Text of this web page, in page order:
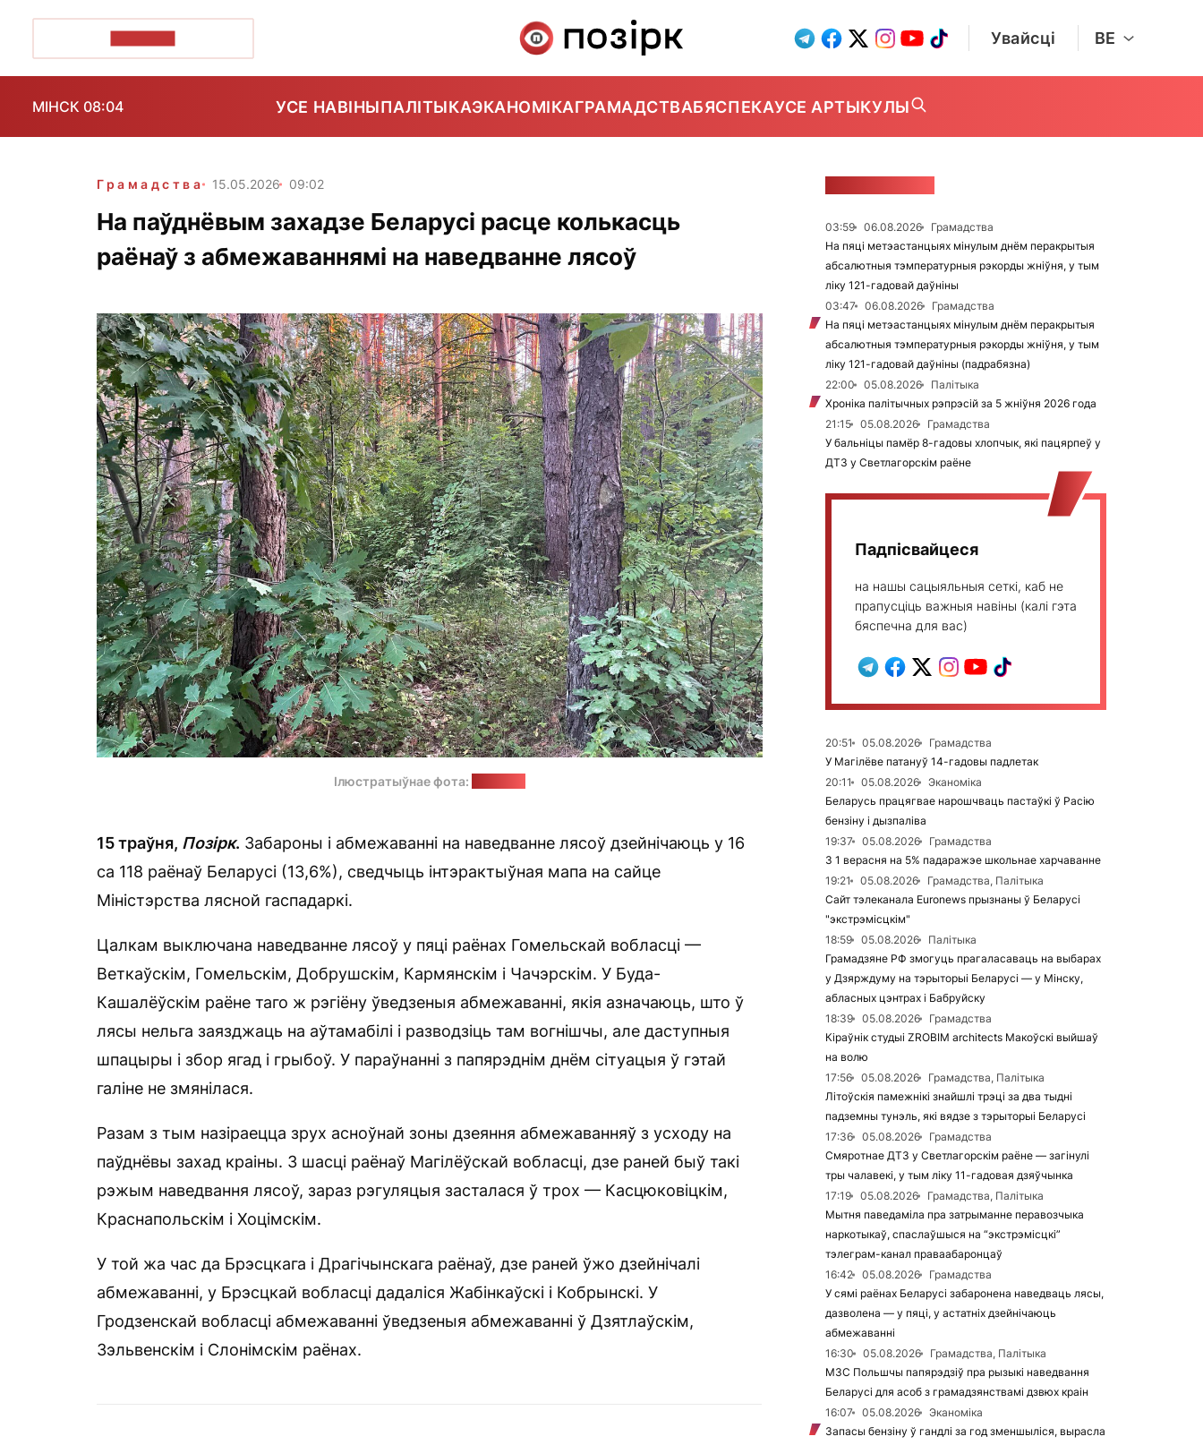
Увайсці BE
МІНСК 08:04 УСЕ НАВІНЫПАЛІТЫКАЭКАНОМІКАГРАМАДСТВАБЯСПЕКАУСЕ АРТЫКУЛЫ
Грамадства 15.05.2026 09:02
На паўднёвым захадзе Беларусі расце колькасць
раёнаў з абмежаваннямі на наведванне лясоў
Ілюстратыўнае фота:
15 траўня, Позірк. Забароны і абмежаванні на наведванне лясоў дзейнічаюць у 16 ​​
са 118 раёнаў Беларусі (13,6%), сведчыць інтэрактыўная мапа на сайце
Міністэрства лясной гаспадаркі.
Цалкам выключана наведванне лясоў у пяці раёнах Гомельскай вобласці —
Веткаўскім, Гомельскім, Добрушскім, Кармянскім і Чачэрскім. У Буда-
Кашалёўскім раёне таго ж рэгіёну ўведзеныя абмежаванні, якія азначаюць, што ў
лясы нельга заязджаць на аўтамабілі і разводзіць там вогнішчы, але даступныя
шпацыры і збор ягад і грыбоў. У параўнанні з папярэднім днём сітуацыя ў гэтай
галіне не змянілася.
Разам з тым назіраецца зрух асноўнай зоны дзеяння абмежаванняў з усходу на
паўднёвы захад краіны. З шасці раёнаў Магілёўскай вобласці, дзе раней быў такі
рэжым наведвання лясоў, зараз рэгуляцыя засталася ў трох — Касцюковіцкім,
Краснапольскім і Хоцімскім.
У той жа час да Брэсцкага і Драгічынскага раёнаў, дзе раней ўжо дзейнічалі
абмежаванні, у Брэсцкай вобласці дадаліся Жабінкаўскі і Кобрынскі. У
Гродзенскай вобласці абмежаванні ўведзеныя абмежаванні ў Дзятлаўскім,
Зэльвенскім і Слонімскім раёнах.
03:59 06.08.2026
Грамадства
На пяці метэастанцыях мінулым днём перакрытыя
абсалютныя тэмпературныя рэкорды жніўня, у тым
ліку 121-гадовай даўніны
03:47
06.08.2026
Грамадства
На пяці метэастанцыях мінулым днём перакрытыя
абсалютныя тэмпературныя рэкорды жніўня, у тым
ліку 121-гадовай даўніны (падрабязна)
22:00
05.08.2026
Палітыка
Хроніка палітычных рэпрэсій за 5 жніўня 2026 года
21:15
05.08.2026
Грамадства
У бальніцы памёр 8-гадовы хлопчык, які пацярпеў у
ДТЗ у Светлагорскім раёне
Падпісвайцеся
на нашы сацыяльныя сеткі, каб не
прапусціць важныя навіны (калі гэта
бяспечна для вас)
20:51 05.08.2026
Грамадства
У Магілёве патануў 14-гадовы падлетак
20:11
05.08.2026
Эканоміка
Беларусь працягвае нарошчваць пастаўкі ў Расію
бензіну і дызпаліва
19:37
05.08.2026
Грамадства
З 1 верасня на 5% падаражэе школьнае харчаванне
19:21
05.08.2026
Грамадства, Палітыка
Сайт тэлеканала Euronews прызнаны ў Беларусі
"экстрэмісцкім"
18:59
05.08.2026
Палітыка
Грамадзяне РФ змогуць прагаласаваць на выбарах
у Дзярждуму на тэрыторыі Беларусі — у Мінску,
абласных цэнтрах і Бабруйску
18:39
05.08.2026
Грамадства
Кіраўнік студыі ZROBIM architects Макоўскі выйшаў
на волю
17:56
05.08.2026
Грамадства, Палітыка
Літоўскія памежнікі знайшлі трэці за два тыдні
падземны тунэль, які вядзе з тэрыторыі Беларусі
17:36
05.08.2026
Грамадства
Смяротнае ДТЗ у Светлагорскім раёне — загінулі
тры чалавекі, у тым ліку 11-гадовая дзяўчынка
17:19
05.08.2026
Грамадства, Палітыка
Мытня паведаміла пра затрыманне перавозчыка
наркотыкаў, спаслаўшыся на “экстрэмісцкі”
тэлеграм-канал праваабаронцаў
16:42
05.08.2026
Грамадства
У сямі раёнах Беларусі забаронена наведваць лясы,
дазволена — у пяці, у астатніх дзейнічаюць
абмежаванні
16:30
05.08.2026
Грамадства, Палітыка
МЗС Польшчы папярэдзіў пра рызыкі наведвання
Беларусі для асоб з грамадзянствамі дзвюх краін
16:07
05.08.2026
Эканоміка
Запасы бензіну ў гандлі за год зменшыліся, вырасла